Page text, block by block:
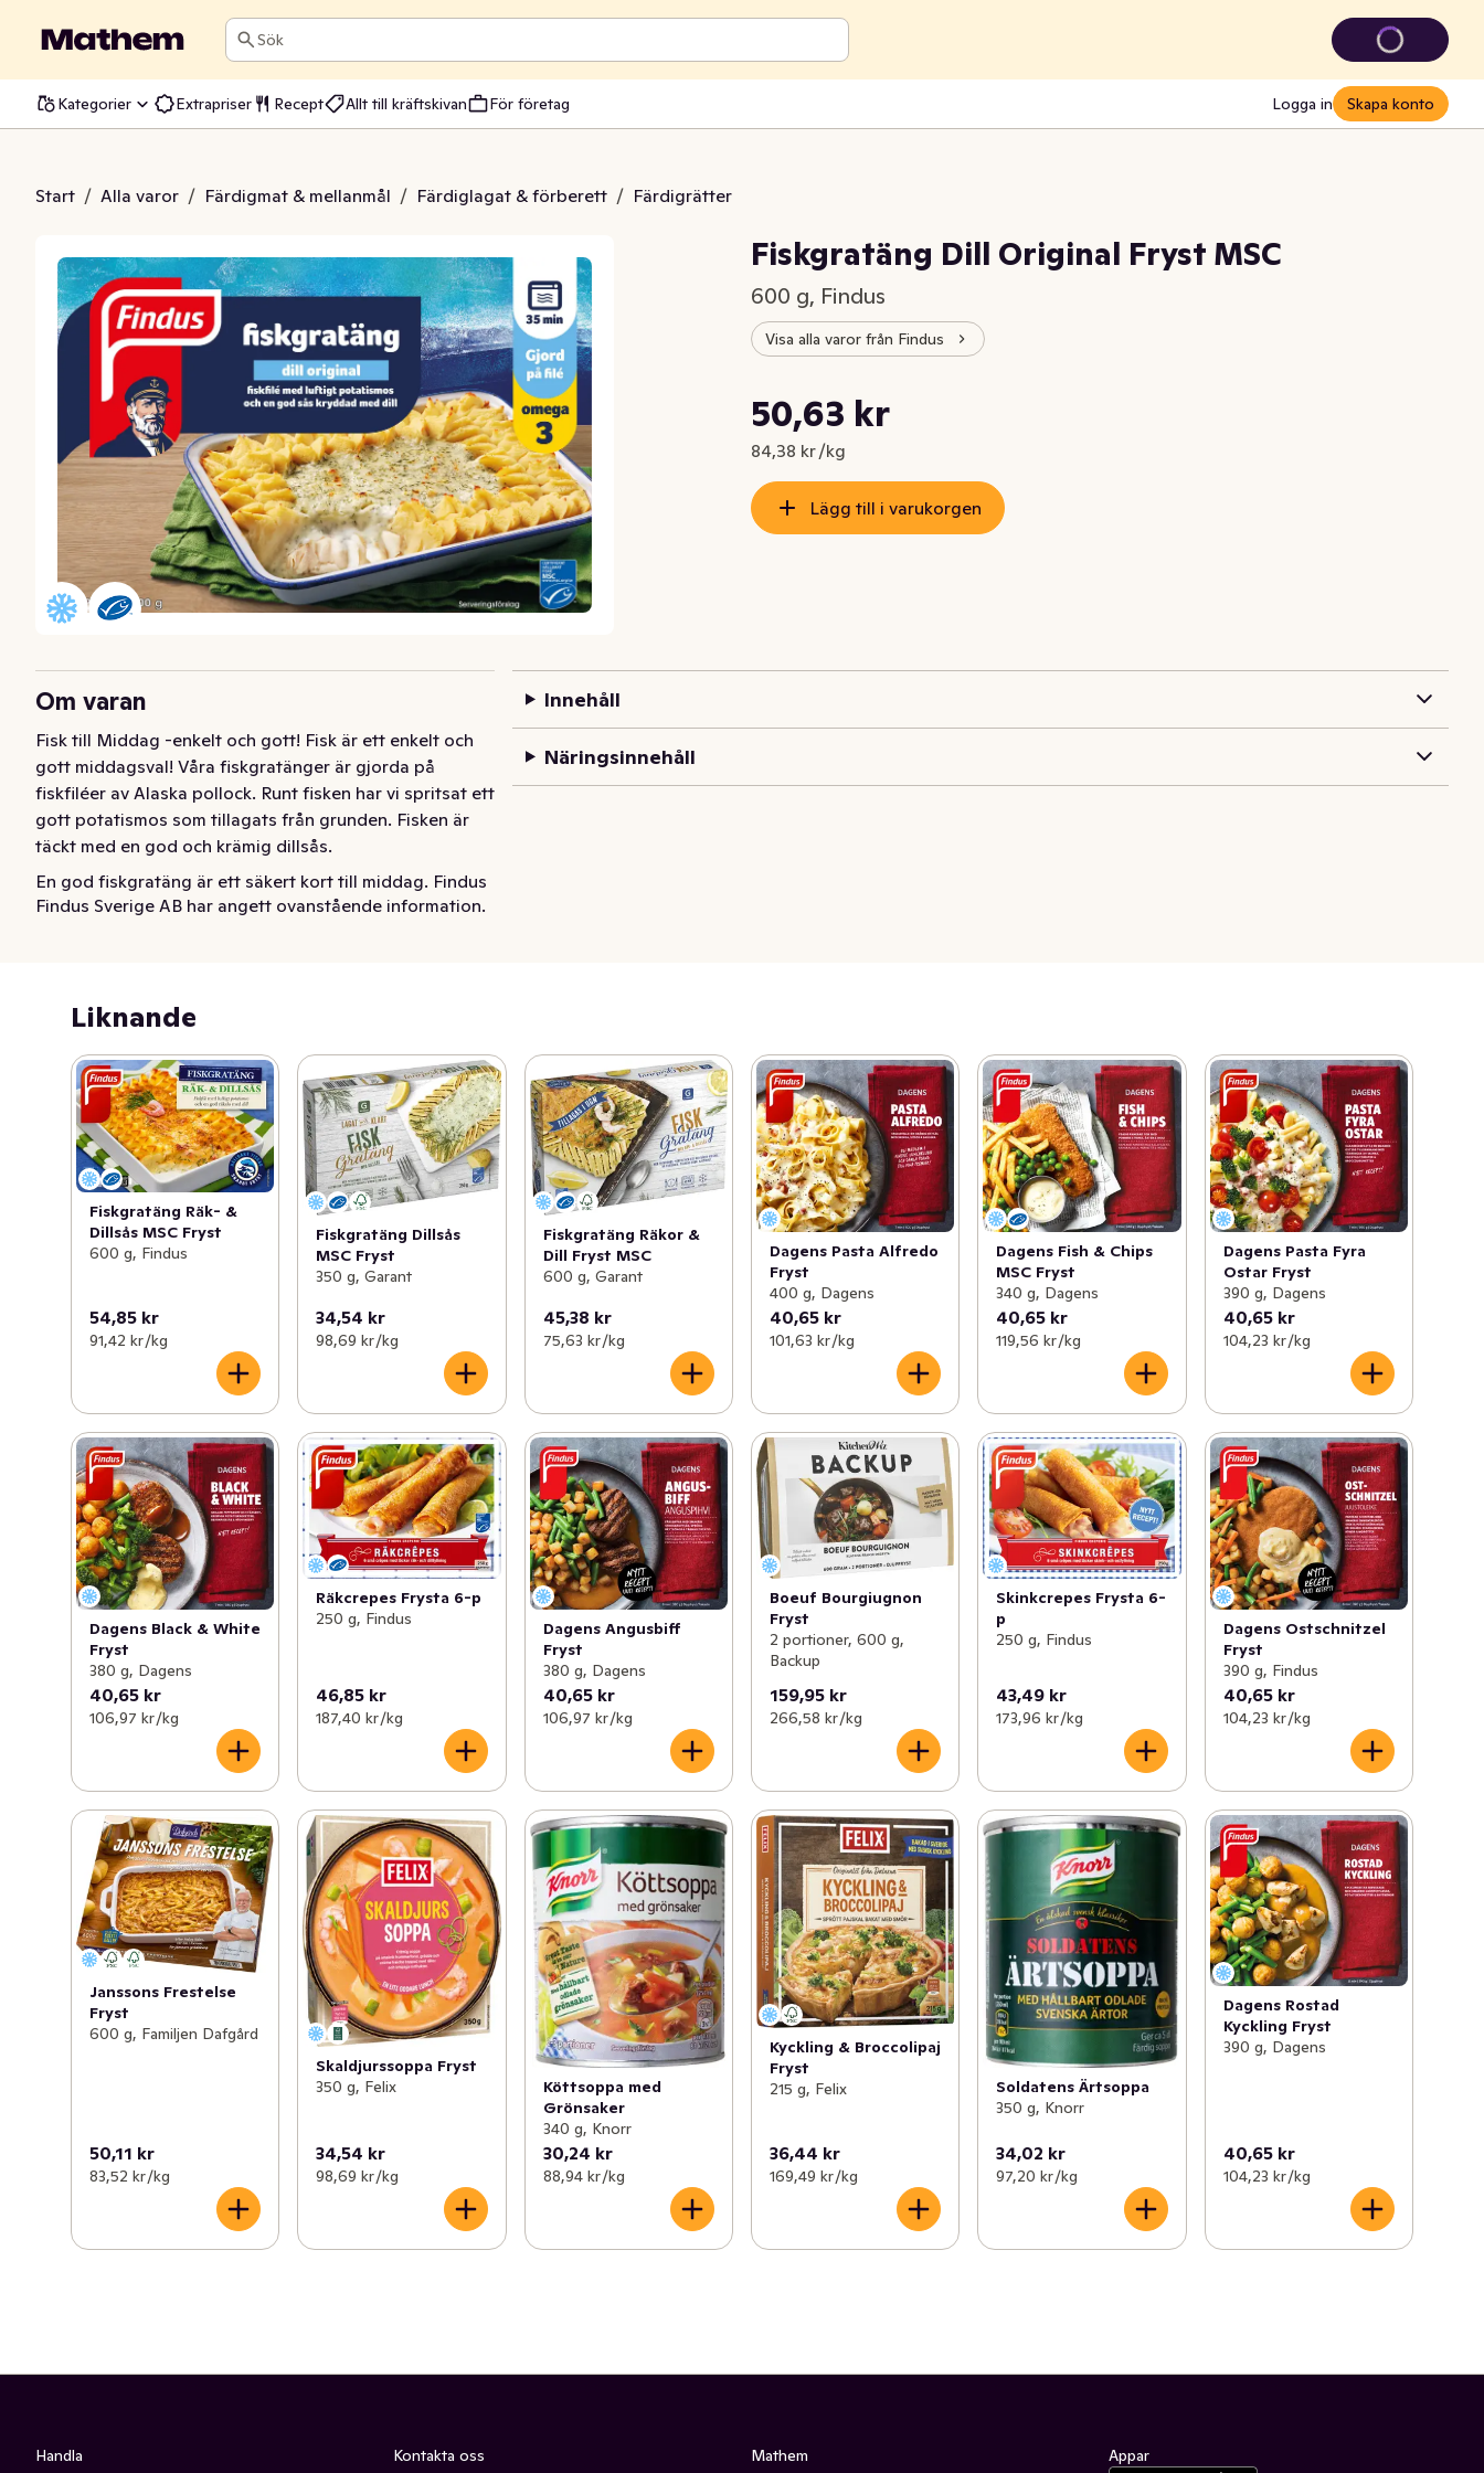
Sök
Kategorier Extrapriser Recept Allt till kräftskivan För företag Logga in Skapa konto
Start / Alla varor / Färdigmat & mellanmål / Färdiglagat & förberett / Färdigrätter
Original Fryst MSC
Fiskgratäng Dill Original Fryst MSC
600 g, Findus
Visa alla varor från Findus
Nuvarande pris är: 50,63 kr
50,63 kr
84,38 kr /kg
Styckpris: 84,38 kr /kg
Lägg till i varukorgen
Om varan
Fisk till Middag -enkelt och gott! Fisk är ett enkelt och
gott middagsval! Våra fiskgratänger är gjorda på
fiskfiléer av Alaska pollock. Runt fisken har vi spritsat ett
gott potatismos som tillagats från grunden. Fisken är
täckt med en god och krämig dillsås.
En god fiskgratäng är ett säkert kort till middag. Findus
Fiskgratäng Dill är gjord på renskurna filéer av Alaska
vilket gör denna rätt perfekt till vardags. Klassiskt,
Findus Sverige AB har angett ovanstående information.
Innehåll
Näringsinnehåll
Liknande
Fiskgratäng Räk- &
Dillsås MSC Fryst
600 g, Findus
54,85 kr
91,42 kr /kg
Fiskgratäng Dillsås
MSC Fryst
350 g, Garant
34,54 kr
98,69 kr /kg
Fiskgratäng Räkor &
Dill Fryst MSC
600 g, Garant
45,38 kr
75,63 kr /kg
Dagens Pasta Alfredo
Fryst
400 g, Dagens
40,65 kr
101,63 kr /kg
Dagens Fish & Chips
MSC Fryst
340 g, Dagens
40,65 kr
119,56 kr /kg
Dagens Pasta Fyra
Ostar Fryst
390 g, Dagens
40,65 kr
104,23 kr /kg
Dagens Black & White
Fryst
380 g, Dagens
40,65 kr
106,97 kr /kg
Räkcrepes Frysta 6-p
250 g, Findus
46,85 kr
187,40 kr /kg
Dagens Angusbiff
Fryst
380 g, Dagens
40,65 kr
106,97 kr /kg
Boeuf Bourgiugnon
Fryst
2 portioner, 600 g,
Backup
159,95 kr
266,58 kr /kg
Skinkcrepes Frysta 6-
p
250 g, Findus
43,49 kr
173,96 kr /kg
Dagens Ostschnitzel
Fryst
390 g, Findus
40,65 kr
104,23 kr /kg
Janssons Frestelse
Fryst
600 g, Familjen Dafgård
50,11 kr
83,52 kr /kg
Skaldjurssoppa Fryst
350 g, Felix
34,54 kr
98,69 kr /kg
Köttsoppa med
Grönsaker
340 g, Knorr
30,24 kr
88,94 kr /kg
Kyckling & Broccolipaj
Fryst
215 g, Felix
36,44 kr
169,49 kr /kg
Soldatens Ärtsoppa
350 g, Knorr
34,02 kr
97,20 kr /kg
Dagens Rostad
Kyckling Fryst
390 g, Dagens
40,65 kr
104,23 kr /kg
Handla Kontakta oss Mathem Appar